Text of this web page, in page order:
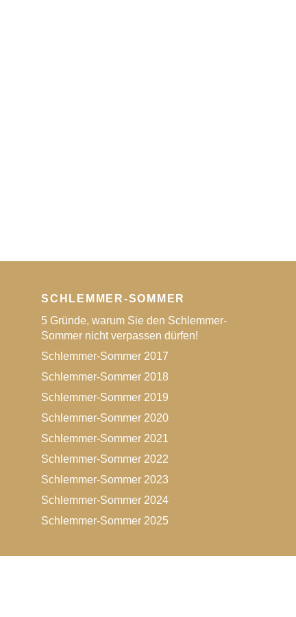
SCHLEMMER-SOMMER
5 Gründe, warum Sie den Schlemmer-
Sommer nicht verpassen dürfen!
Schlemmer-Sommer 2017
Schlemmer-Sommer 2018
Schlemmer-Sommer 2019
Schlemmer-Sommer 2020
Schlemmer-Sommer 2021
Schlemmer-Sommer 2022
Schlemmer-Sommer 2023
Schlemmer-Sommer 2024
Schlemmer-Sommer 2025